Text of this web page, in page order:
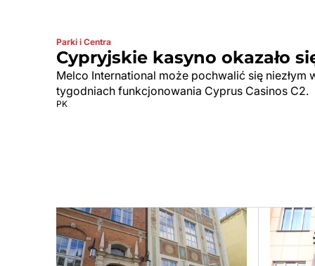
Parki i Centra
Cypryjskie kasyno okazało
Melco International może pochwalić się niezłym
tygodniach funkcjonowania Cyprus Casinos C2.
PK